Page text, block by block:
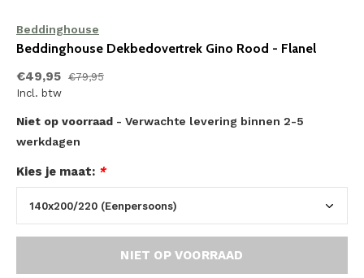
Beddinghouse
Beddinghouse Dekbedovertrek Gino Rood - Flanel
€49,95 €79,95
Incl. btw
Niet op voorraad - Verwachte levering binnen 2-5
werkdagen
Kies je maat: *
NIET OP VOORRAAD